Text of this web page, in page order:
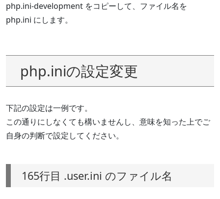
php.ini-development をコピーして、ファイル名を
php.ini にします。
php.iniの設定変更
下記の設定は一例です。
この通りにしなくても構いませんし、意味を知った上でご
自身の判断で設定してください。
165行目 .user.ini のファイル名